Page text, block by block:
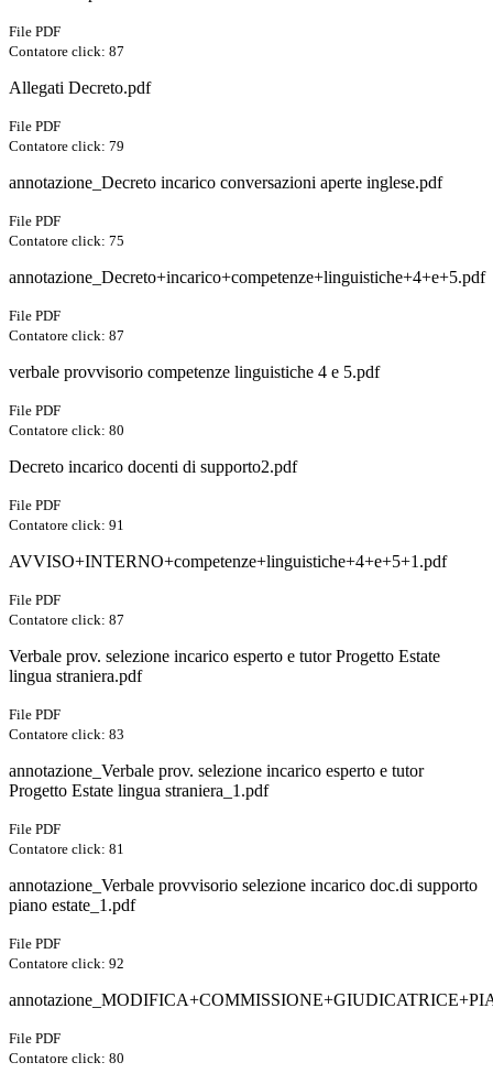
File PDF
Contatore click: 87
Allegati Decreto.pdf
File PDF
Contatore click: 79
annotazione_Decreto incarico conversazioni aperte inglese.pdf
File PDF
Contatore click: 75
annotazione_Decreto+incarico+competenze+linguistiche+4+e+5.pdf
File PDF
Contatore click: 87
verbale provvisorio competenze linguistiche 4 e 5.pdf
File PDF
Contatore click: 80
Decreto incarico docenti di supporto2.pdf
File PDF
Contatore click: 91
AVVISO+INTERNO+competenze+linguistiche+4+e+5+1.pdf
File PDF
Contatore click: 87
Verbale prov. selezione incarico esperto e tutor Progetto Estate
lingua straniera.pdf
File PDF
Contatore click: 83
annotazione_Verbale prov. selezione incarico esperto e tutor
Progetto Estate lingua straniera_1.pdf
File PDF
Contatore click: 81
annotazione_Verbale provvisorio selezione incarico doc.di supporto
piano estate_1.pdf
File PDF
Contatore click: 92
File PDF
Contatore click: 80